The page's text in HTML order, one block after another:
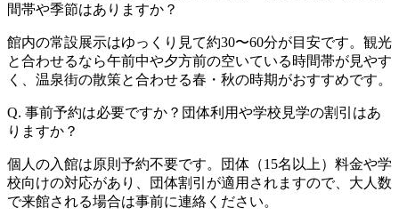
間帯や季節はありますか？
館内の常設展示はゆっくり見て約30〜60分が目安です。観光
と合わせるなら午前中や夕方前の空いている時間帯が見やす
く、温泉街の散策と合わせる春・秋の時期がおすすめです。
Q. 事前予約は必要ですか？団体利用や学校見学の割引はあ
りますか？
個人の入館は原則予約不要です。団体（15名以上）料金や学
校向けの対応があり、団体割引が適用されますので、大人数
で来館される場合は事前に連絡ください。